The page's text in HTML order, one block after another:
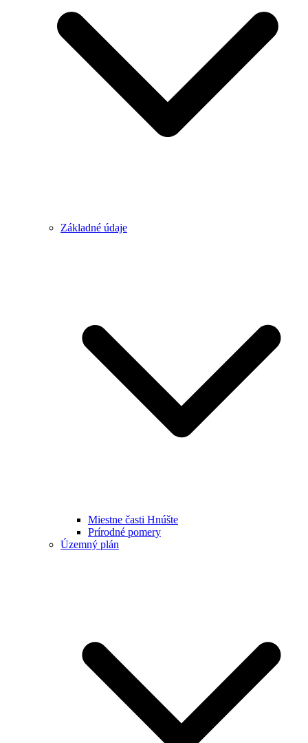
Základné údaje
Miestne časti Hnúšte
Prírodné pomery
Územný plán